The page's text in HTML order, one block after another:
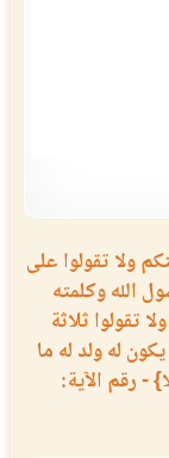
ولا تقولوا على
الله وكلمته
تقولوا ثلاثة
له ولد له ما
- رقم الآية: